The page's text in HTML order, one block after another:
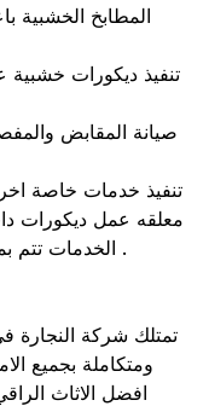
معلقه عمل ديكورات
الخدمات تتم بمهارة واحترافيه شديد علي يد نجار ممتاز .
تمتلك شركة النجارة
ومتكاملة بجميع
افضل الاثاث